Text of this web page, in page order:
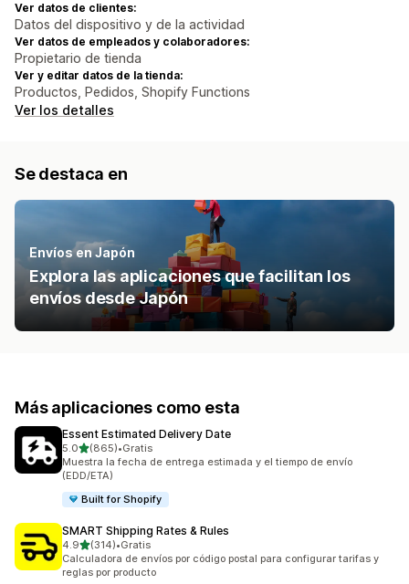
Ver datos de clientes:
Datos del dispositivo y de la actividad
Ver datos de empleados y colaboradores:
Propietario de tienda
Ver y editar datos de la tienda:
Productos, Pedidos, Shopify Functions
Ver los detalles
Se destaca en
Envíos en Japón
Explora las aplicaciones que facilitan los
envíos desde Japón
Más aplicaciones como esta
Essent Estimated Delivery Date
5.0de 5 estrellas
(865)
865 reseñas en total
•Gratis
Muestra la fecha de entrega estimada y el tiempo de envío
(EDD/ETA)
Built for Shopify
SMART Shipping Rates & Rules
4.9de 5 estrellas
(314)
314 reseñas en total
•Gratis
Calculadora de envíos por código postal para configurar tarifas y
reglas por producto